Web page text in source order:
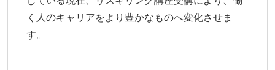
く人のキャリアをより豊かなものへ変化させま
す。